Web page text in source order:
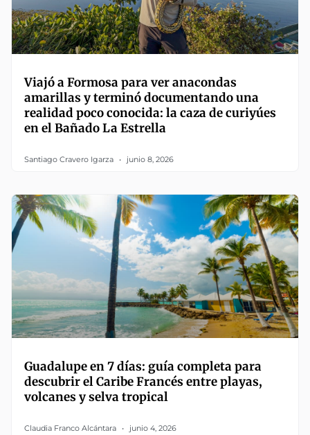
Viajó a Formosa para ver anacondas
amarillas y terminó documentando una
realidad poco conocida: la caza de curiyúes
en el Bañado La Estrella
Santiago Cravero Igarza junio 8, 2026
Guadalupe en 7 días: guía completa para
descubrir el Caribe Francés entre playas,
volcanes y selva tropical
Claudia Franco Alcántara junio 4, 2026